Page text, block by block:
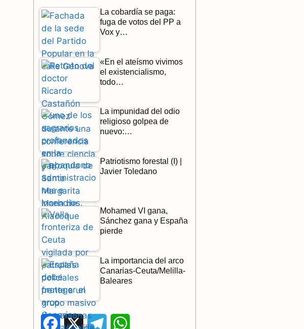
La cobardía se paga:
fuga de votos del PP a
Vox y…
«En el ateísmo vivimos
el existencialismo,
todo…
La impunidad del odio
religioso golpea de
nuevo:…
Patriotismo forestal (I) |
Javier Toledano
Mohamed VI gana,
Sánchez gana y España
pierde
La importancia del arco
Canarias-Ceuta/Melilla-
Baleares
F
X